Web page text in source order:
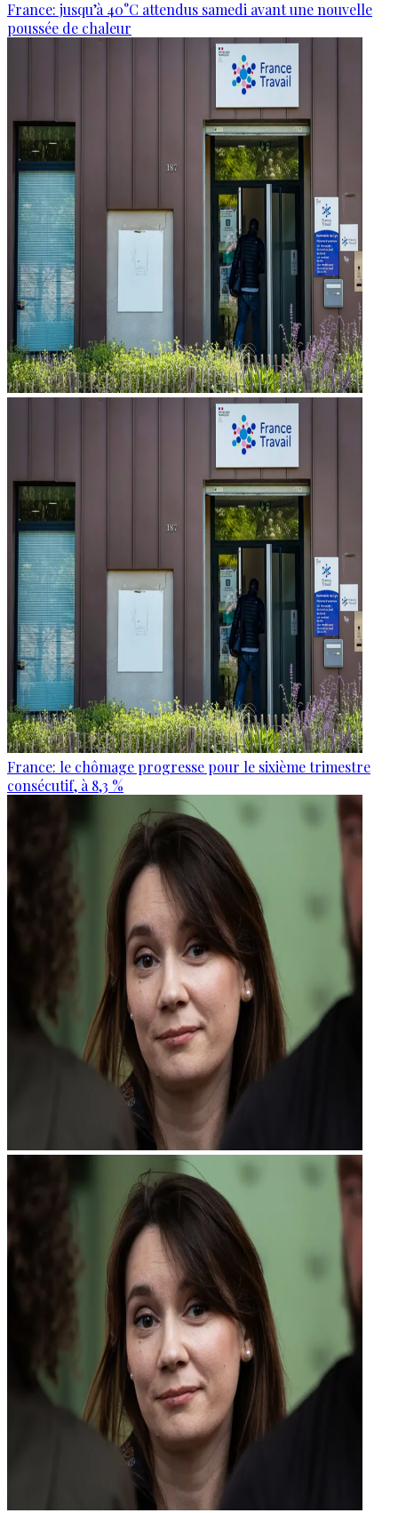
France: jusqu’à 40°C attendus samedi avant une nouvelle
poussée de chaleur
France: le chômage progresse pour le sixième trimestre
consécutif, à 8,3 %